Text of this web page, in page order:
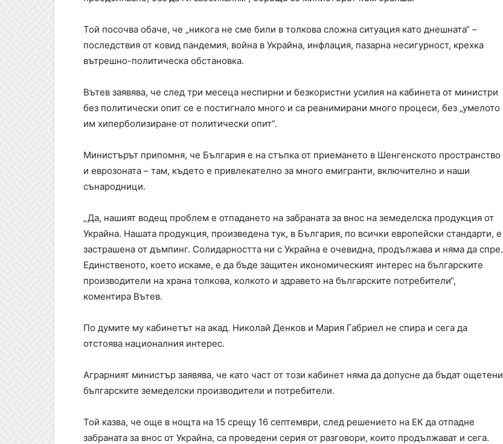
Той посочва обаче, че „никога не сме били в толкова сложна ситуация като днешната“ –
последствия от ковид пандемия, война в Украйна, инфлация, пазарна несигурност, крехка
вътрешно-политическа обстановка.
Вътев заявява, че след три месеца неспирни и безкористни усилия на кабинета от министри
без политически опит се е постигнало много и са реанимирани много процеси, без „умелото
им хиперболизиране от политически опит“.
Министърът припомня, че България е на стъпка от приемането в Шенгенското пространство
и еврозоната – там, където е привлекателно за много емигранти, включително и наши
сънародници.
„Да, нашият водещ проблем е отпадането на забраната за внос на земеделска продукция от
Украйна. Нашата продукция, произведена тук, в България, по всички европейски стандарти, е
застрашена от дъмпинг. Солидарността ни с Украйна е очевидна, продължава и няма да спре.
Единственото, което искаме, е да бъде защитен икономическият интерес на българските
производители на храна толкова, колкото и здравето на българските потребители“,
коментира Вътев.
По думите му кабинетът на акад. Николай Денков и Мария Габриел не спира и сега да
отстоява националния интерес.
Аграрният министър заявява, че като част от този кабинет няма да допусне да бъдат ощетени
българските земеделски производители и потребители.
Той казва, че още в нощта на 15 срещу 16 септември, след решението на ЕК да отпадне
забраната за внос от Украйна, са проведени серия от разговори, които продължават и сега.